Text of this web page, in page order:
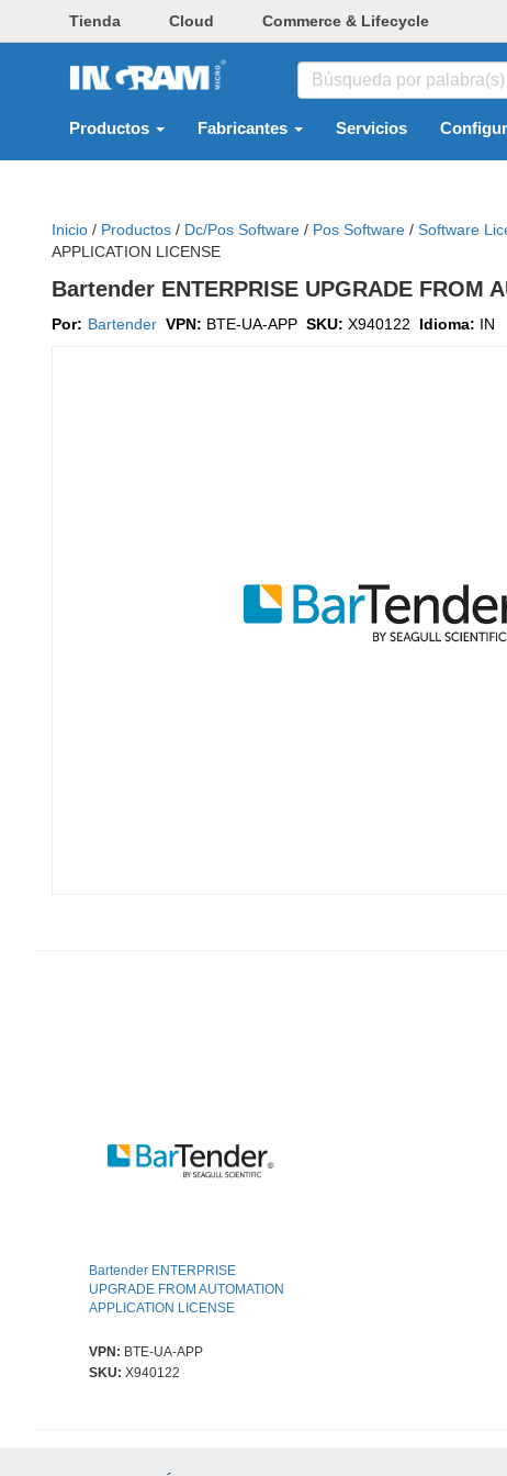
Tienda Cloud Commerce & Lifecycle
Productos Fabricantes Servicios
Inicio / Productos / Dc/pos Software / Pos Software / Software
APPLICATION LICENSE
Bartender ENTERPRISE UPGRADE FROM
Por: Bartender VPN: BTE-UA-APP SKU: X940122 Idioma: IN
Bartender ENTERPRISE
UPGRADE FROM AUTOMATION
APPLICATION LICENSE
VPN: BTE-UA-APP
SKU: X940122